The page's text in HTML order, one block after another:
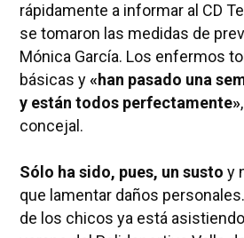
rápidamente a informar al CD
se tomaron las medidas de
Mónica García. Los enfermos
básicas y«han pasado una
y están todos perfectamente»
concejal.
Sólo ha sido, pues, un susto y
que lamentar daños
de los chicos ya está